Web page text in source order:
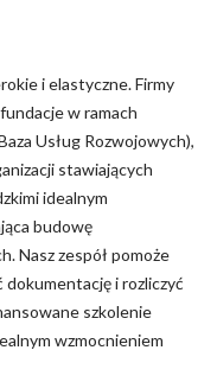
i elastyczne. Firmy
w ramach
Usług Rozwojowych),
stawiających
idealnym
budowę
Nasz zespół pomoże
i rozliczyć
szkolenie
wzmocnieniem